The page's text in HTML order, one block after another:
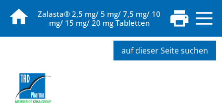
Zalasta® 2,5 mg/ 5 mg/ 7,5 mg/ 10
mg/ 15 mg/ 20 mg Tabletten
auf dieser Seite suchen